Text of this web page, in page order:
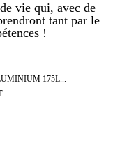
vie qui, avec de
tant par le
!
175L...